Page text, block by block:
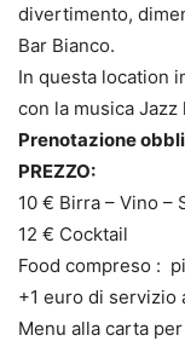
divertimento,
Bar Bianco.
In questa location
con la musica
Prenotazione
PREZZO:
10 € Birra – Vino –
12 € Cocktail
Food compreso :
+1 euro di servizio
Menu alla carta